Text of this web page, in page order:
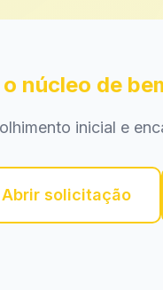
o núcleo de
inicial e
Abrir solicitação